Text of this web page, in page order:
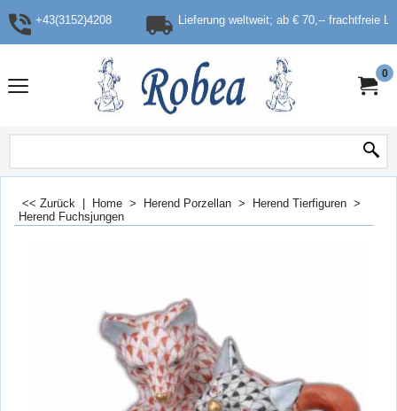
+43(3152)4208 Lieferung weltweit; ab € 70,-- frachtfreie
0
<< Zurück Home > Herend Porzellan > Herend Tierfiguren >
Herend Fuchsjungen